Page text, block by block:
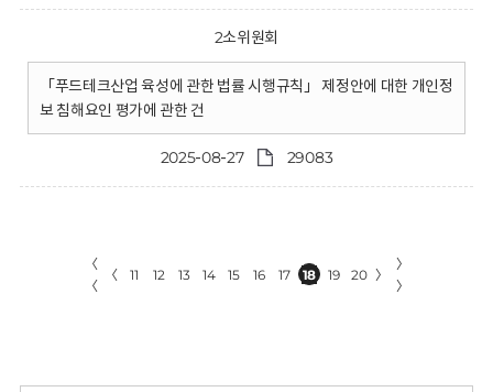
2소위원회
「푸드테크산업 육성에 관한 법률 시행규칙」 제정안에 대한 개인정
보 침해요인 평가에 관한 건
2025-08-27 29083
〈
〈
〈 11 12 13 14 15 16 17 18 19 20 〉
〉
〉